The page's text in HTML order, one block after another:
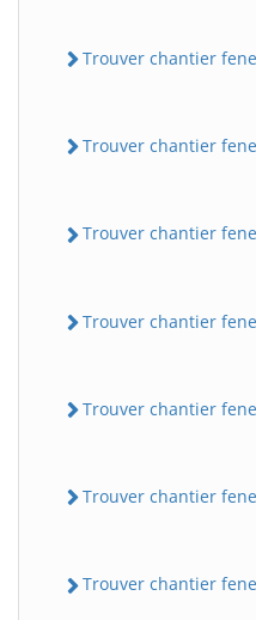
Trouver chantier
Trouver chantier
Trouver chantier
Trouver chantier
Trouver chantier
Trouver chantier
Trouver chantier